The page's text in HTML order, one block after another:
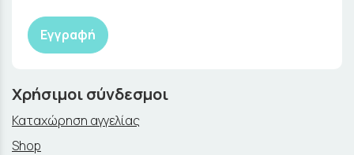
Εγγραφή
Χρήσιμοι σύνδεσμοι
Καταχώρηση αγγελίας
Shop